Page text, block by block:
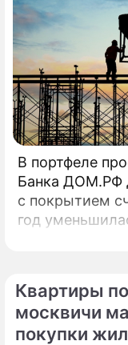
В портфеле
Банка ДОМ.РФ
с покрытием
год
начале 2026
Квартиры
москвичи
покупки